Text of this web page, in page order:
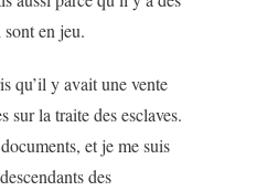
en jeu.
qu’il y avait une vente
sur la traite des esclaves.
et je me suis
des